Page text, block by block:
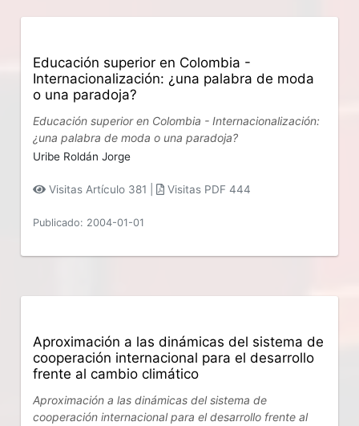
Educación superior en Colombia -
Internacionalización: ¿una palabra de moda
o una paradoja?
Educación superior en Colombia - Internacionalización:
¿una palabra de moda o una paradoja?
Uribe Roldán Jorge
Visitas Artículo 381 | Visitas PDF 444
Publicado: 2004-01-01
Aproximación a las dinámicas del sistema de
cooperación internacional para el desarrollo
frente al cambio climático
Aproximación a las dinámicas del sistema de
cooperación internacional para el desarrollo frente al